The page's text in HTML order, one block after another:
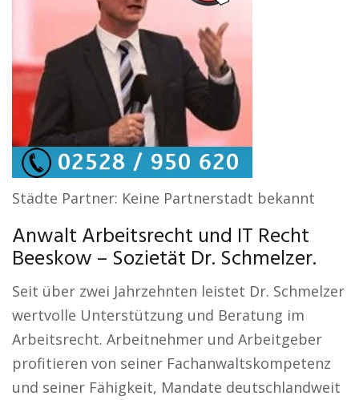
Städte Partner: Keine Partnerstadt bekannt
Anwalt Arbeitsrecht und IT Recht
Beeskow – Sozietät Dr. Schmelzer.
Seit über zwei Jahrzehnten leistet Dr. Schmelzer
wertvolle Unterstützung und Beratung im
Arbeitsrecht. Arbeitnehmer und Arbeitgeber
profitieren von seiner Fachanwaltskompetenz
und seiner Fähigkeit, Mandate deutschlandweit